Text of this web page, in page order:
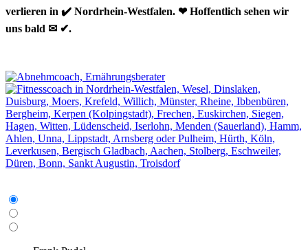
verlieren in ✔️ Nordrhein-Westfalen. ❤ Hoffentlich sehen wir
uns bald ✉ ✔.